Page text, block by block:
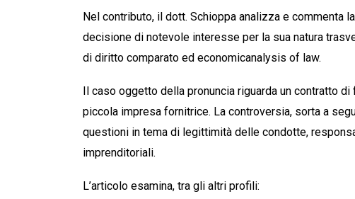
Nel contributo, il dott. Schioppa analizza e commenta
decisione di notevole interesse per la sua natura
di diritto comparato ed economicanalysis of law.
Il caso oggetto della pronuncia riguarda un contratto
piccola impresa fornitrice. La controversia, sorta a
questioni in tema di legittimità delle condotte,
imprenditoriali.
L’articolo esamina, tra gli altri profili: